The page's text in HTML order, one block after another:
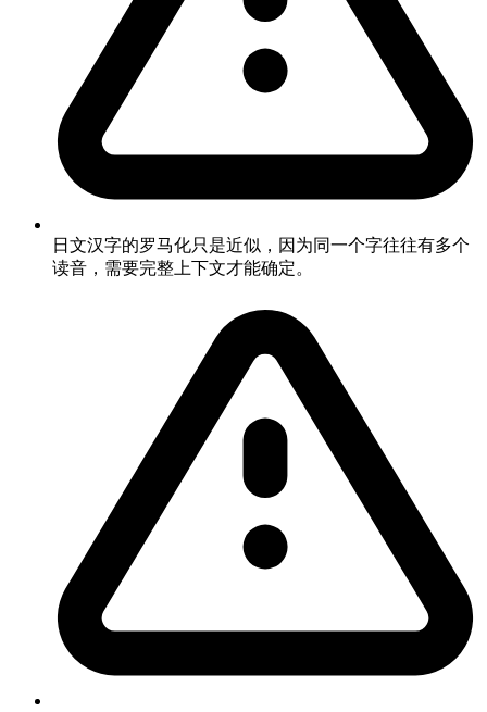
日文汉字的罗马化只是近似，因为同一个字往往有多个
读音，需要完整上下文才能确定。